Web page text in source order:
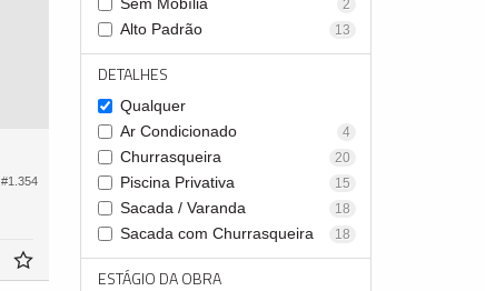
2
Alto Padrão 13
DETALHES
Qualquer
Ar Condicionado
4
Churrasqueira 20
Piscina Privativa 15
Sacada / Varanda 18
Sacada com Churrasqueira 18
ESTÁGIO DA OBRA
#1.354